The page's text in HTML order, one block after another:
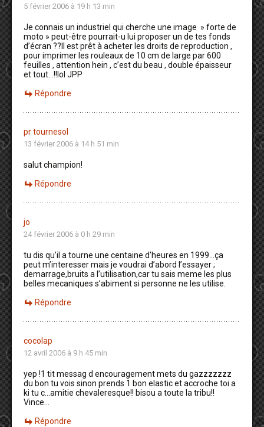
5 février 2006 à 19 h 13 min
Je connais un industriel qui cherche une image » forte de
moto » peut-être pourrait-u lui proposer un de tes fonds
d’écran ??Il est prêt à acheter les droits de reproduction ,
pour imprimer les rouleaux de 10 cm de large par 600
feuilles , attention hein , c’est du beau , double épaisseur
et tout…!!lol JPP
Répondre
pr tournesol
13 février 2006 à 14 h 51 min
salut champion!
Répondre
jo
24 février 2006 à 0 h 29 min
tu dis qu’il a tourne une centaine d’heures en 1999…ça
peut m’interesser mais je voudrai d’abord l’essayer ;
demarrage,bruits a l’utilisation,car tu sais meme les plus
belles mecaniques s’abiment si personne ne les utilise.
Répondre
cocolap
12 avril 2006 à 9 h 45 min
yep !1 tit messag d encouragement mets du gazzzzzzz
du bon tu vois sinon prends 1 bon elastic et accroche toi a
ki tu c…amitie chevaleresque!! bisou a toute la tribu!!
Vince…
Répondre